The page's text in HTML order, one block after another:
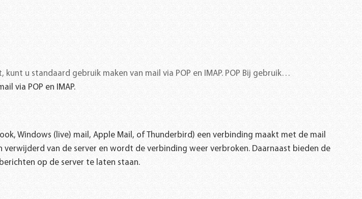
u standaard gebruik maken van mail via POP en IMAP. POP Bij gebruik…
via POP en IMAP.
Windows (live) mail, Apple Mail, of Thunderbird) een verbinding maakt met de mail
van de server en wordt de verbinding weer verbroken. Daarnaast bieden de
op de server te laten staan.